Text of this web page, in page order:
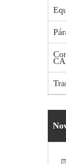
CA